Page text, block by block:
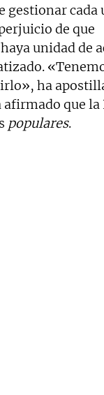
gestionar cada
de que
unidad de
ha
afirmado que
populares.